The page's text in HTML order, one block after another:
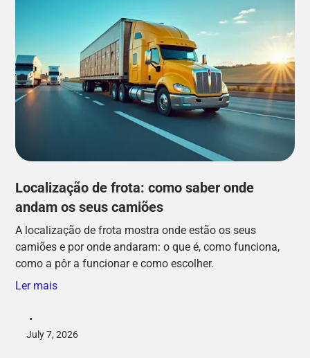
Localização de frota: como saber onde
andam os seus camiões
A localização de frota mostra onde estão os seus
camiões e por onde andaram: o que é, como funciona,
como a pôr a funcionar e como escolher.
Ler mais
•
July 7, 2026